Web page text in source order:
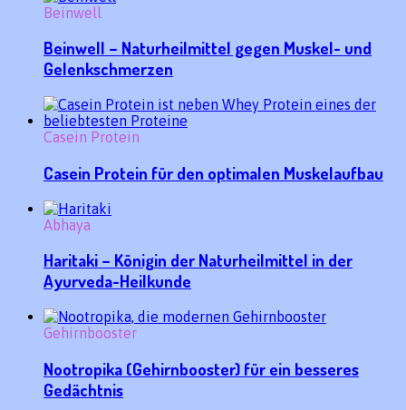
Beinwell
Beinwell – Naturheilmittel gegen Muskel- und
Gelenkschmerzen
Casein Protein
Casein Protein für den optimalen Muskelaufbau
Abhaya
Haritaki – Königin der Naturheilmittel in der
Ayurveda-Heilkunde
Gehirnbooster
Nootropika (Gehirnbooster) für ein besseres
Gedächtnis